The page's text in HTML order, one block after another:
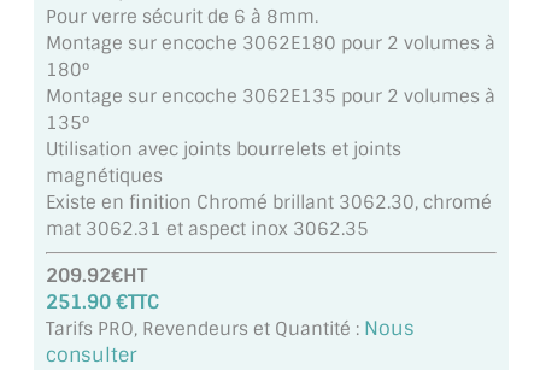
LOTS DE MIROIRS EN MOZAÏQUE
MIROIR POUR PORTE
MIROIR DE SALLE DE BAIN
MIROIR PAROI DE DOUCHE
MIROIR POUR SALLE DE SPORT
MIROIR POUR SALLE DE DANSE
MIROIR ENCADRÉ
Pour verre sécurit de 6 à 8mm.
Montage sur encoche 3062E180 pour 2 volumes à
180°
Montage sur encoche 3062E135 pour 2 volumes à
135°
Utilisation avec joints bourrelets et joints
magnétiques
Existe en finition Chromé brillant 3062.30, chromé
mat 3062.31 et aspect inox 3062.35
209.92€HT
251.90 €TTC
Tarifs PRO, Revendeurs et Quantité : Nous
consulter